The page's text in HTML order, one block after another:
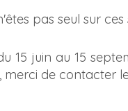
pas seul sur ces
15 juin au 15
de contacter